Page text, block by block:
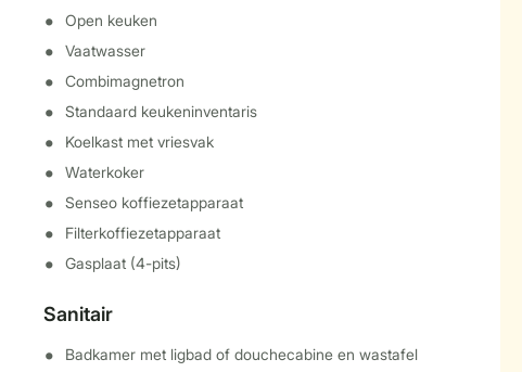
Open keuken
Vaatwasser
Combimagnetron
Standaard keukeninventaris
Koelkast met vriesvak
Waterkoker
Senseo koffiezetapparaat
Filterkoffiezetapparaat
Gasplaat (4-pits)
Sanitair
Badkamer met ligbad of douchecabine en wastafel